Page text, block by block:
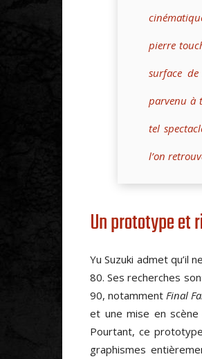
pierre
surface
parvenu à
tel
l’on
Un prototype et
Yu Suzuki admet qu’il
80. Ses recherches
90, notamment Final
et une mise en
Pourtant, ce
graphismes